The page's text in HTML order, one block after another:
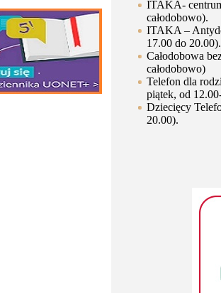
ITAKA-
całodobowo).
ITAKA –
17.00 do 20.00).
Całodobowa
całodobowo)
Telefon dla
piątek, od
Dziecięcy
20.00).
M.